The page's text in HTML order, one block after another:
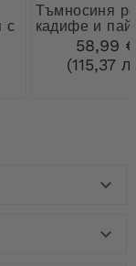
с
Тъмносиня рокля с
кадифе и
58,99 €
(115,37

